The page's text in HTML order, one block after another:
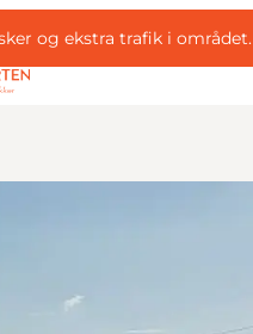
og ekstra trafik i området.